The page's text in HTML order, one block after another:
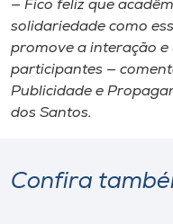
— Fico feliz que
solidariedade como
promove a interação
participantes —
Publicidade e
dos Santos.
Confira